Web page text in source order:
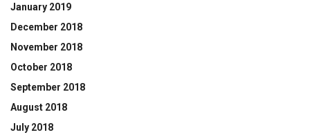
January 2019
December 2018
November 2018
October 2018
September 2018
August 2018
July 2018